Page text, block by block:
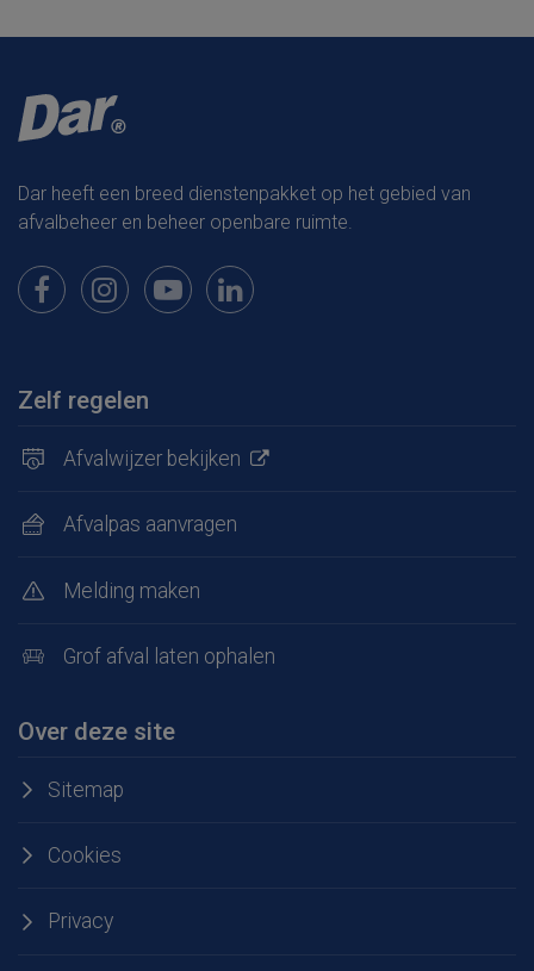
Dar heeft een breed dienstenpakket op het gebied van
afvalbeheer en beheer openbare ruimte.
Bekijk onze pagina op Facebook
Bekijk onze pagina op Instagram
Bekijk onze pagina op Youtube
Bekijk onze pagina op LinkedIn
Zelf regelen
Afvalwijzer bekijken
Afvalpas aanvragen
Melding maken
Grof afval laten ophalen
Over deze site
Sitemap
Cookies
Privacy